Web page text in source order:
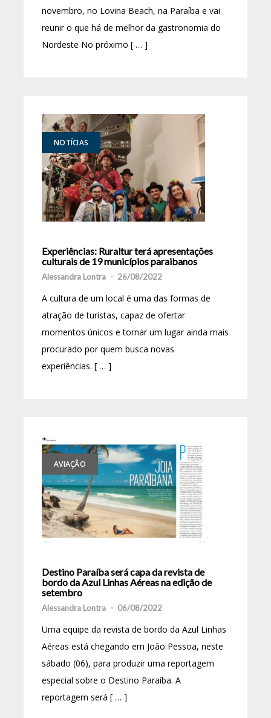
novembro, no Lovina Beach, na Paraíba e vai
reunir o que há de melhor da gastronomia do
Nordeste No próximo [ … ]
NOTÍCIAS
Experiências: Ruraltur terá apresentações
culturais de 19 municípios paraibanos
Alessandra Lontra - 26/08/2022
A cultura de um local é uma das formas de
atração de turistas, capaz de ofertar
momentos únicos e tornar um lugar ainda mais
procurado por quem busca novas
experiências. [ … ]
AVIAÇÃO
Destino Paraíba será capa da revista de
bordo da Azul Linhas Aéreas na edição de
setembro
Alessandra Lontra - 06/08/2022
Uma equipe da revista de bordo da Azul Linhas
Aéreas está chegando em João Pessoa, neste
sábado (06), para produzir uma reportagem
especial sobre o Destino Paraíba. A
reportagem será [ … ]